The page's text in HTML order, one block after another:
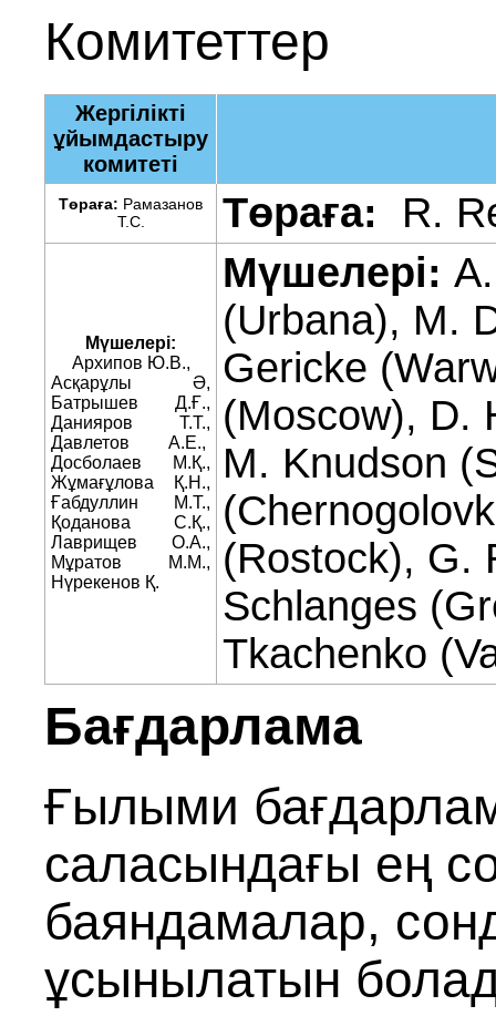
Комитеттер
Жергілікті
ұйымдастыру
комитеті
Төраға: Рамазанов
T.С.
Төраға: R.
Мүшелері:
Архипов Ю.В.,
Асқарұлы Ә,
Батрышев Д.Ғ.,
Данияров Т.Т.,
Давлетов А.Е.,
Досболаев М.Қ.,
Жұмағұлова Қ.Н.,
Ғабдуллин М.Т.,
Қоданова С.Қ.,
Лаврищев О.А.,
Мұратов М.М.,
Нүрекенов Қ.
Мүшелері:
(Urbana), M.
Gericke
(Moscow), D.
M. Knudson
(Rostock), G.
Schlanges
Tkachenko
Бағдарлама
Ғылыми
саласындағы ең
баяндамалар,
ұсынылатын